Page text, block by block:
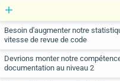
Besoin d'augmenter notre
vitesse de revue de code
Devrions monter notre
documentation au niveau 2